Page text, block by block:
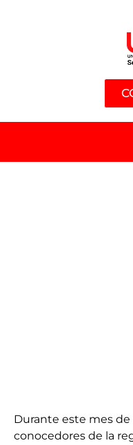
Durante este mes
conocedores de la